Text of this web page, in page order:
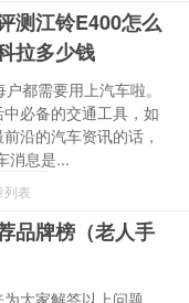
测江铃E400怎么
拉多少钱
都需要用上汽车啦。
必备的交通工具，如
沿的汽车资讯的话，
消息是...
列表
品牌榜（老人手